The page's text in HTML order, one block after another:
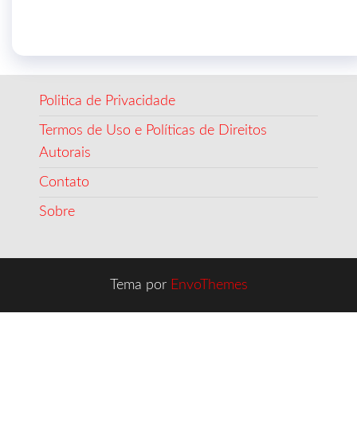
Politica de Privacidade
Termos de Uso e Políticas de Direitos
Autorais
Contato
Sobre
Tema por EnvoThemes